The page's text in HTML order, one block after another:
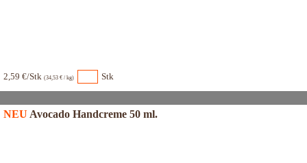
2,59 €/Stk (34,53 € / kg) Stk
NEU Avocado Handcreme 50 ml.